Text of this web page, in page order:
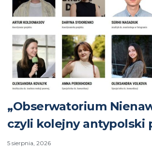
„Obserwatorium
czyli kolejny antypolski
5 sierpnia, 2026